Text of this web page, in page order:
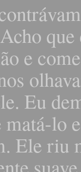
que
e
Eu
matá-lo
Ele riu